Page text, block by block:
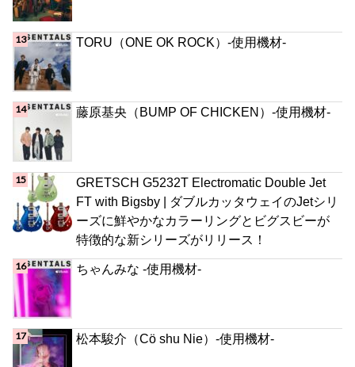
TORU（ONE OK ROCK）-使用機材-
藤原基央（BUMP OF CHICKEN）-使用機材-
GRETSCH G5232T Electromatic Double Jet
FT with Bigsby | ダブルカッタウェイのJetシリ
ーズに鮮やかなカラーリングとビグスビーが
特徴的な新シリーズがリリース！
ちゃんみな -使用機材-
松本駿介（Cö shu Nie）-使用機材-